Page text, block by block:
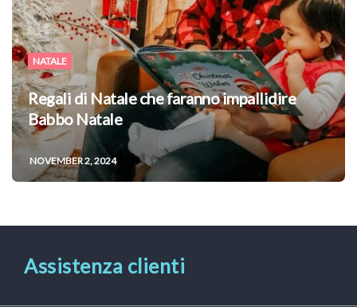
NATALE
Regali di Natale che faranno impallidire
Babbo Natale
NOVEMBER 2, 2024
Assistenza clienti